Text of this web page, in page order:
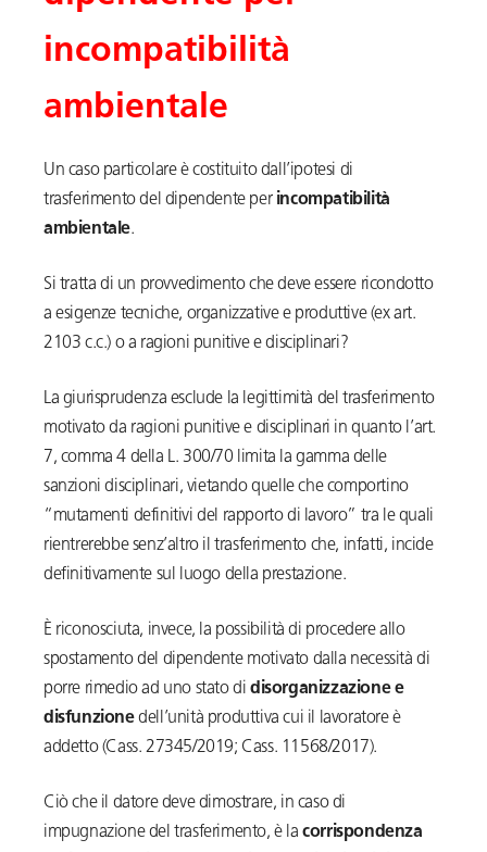
incompatibilità
ambientale
Un caso particolare è costituito dall’ipotesi di
trasferimento del dipendente per incompatibilità
ambientale.
Si tratta di un provvedimento che deve essere ricondotto
a esigenze tecniche, organizzative e produttive (ex art.
2103 c.c.) o a ragioni punitive e disciplinari?
La giurisprudenza esclude la legittimità del trasferimento
motivato da ragioni punitive e disciplinari in quanto l’art.
7, comma 4 della L. 300/70 limita la gamma delle
sanzioni disciplinari, vietando quelle che comportino
“mutamenti definitivi del rapporto di lavoro” tra le quali
rientrerebbe senz’altro il trasferimento che, infatti, incide
definitivamente sul luogo della prestazione.
È riconosciuta, invece, la possibilità di procedere allo
spostamento del dipendente motivato dalla necessità di
porre rimedio ad uno stato didisorganizzazione e
disfunzionedell’unità produttiva cui il lavoratore è
addetto (Cass. 27345/2019; Cass. 11568/2017).
Ciò che il datore deve dimostrare, in caso di
impugnazione del trasferimento, è lacorrispondenza